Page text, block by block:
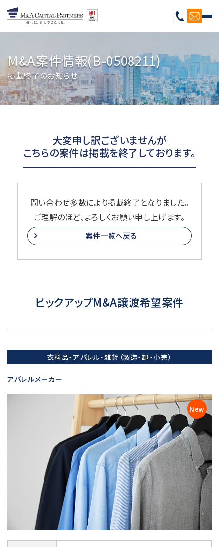
M&A案件情報(B-0508211)
掲載終了のお知らせ
大変申し訳ございませんが
こちらの案件は掲載を終了しております。
問い合わせ多数により掲載終了となりました。
ご理解のほど、よろしくお願い申し上げます。
案件一覧へ戻る
ピックアップM&A譲渡希望案件
衣料品・アパレル・雑貨（製造・卸・小売）
アパレルメーカー